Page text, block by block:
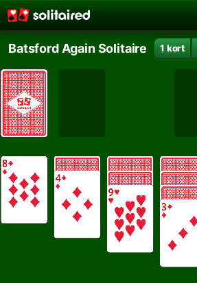
Batsford Again Solitaire 1 kort